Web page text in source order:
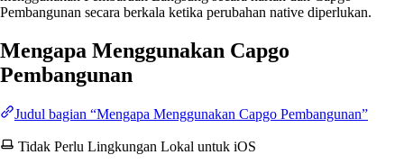
Pembangunan secara berkala ketika perubahan native diperlukan.
Mengapa Menggunakan Capgo
Pembangunan
Judul bagian “Mengapa Menggunakan Capgo Pembangunan”
Tidak Perlu Lingkungan Lokal untuk iOS